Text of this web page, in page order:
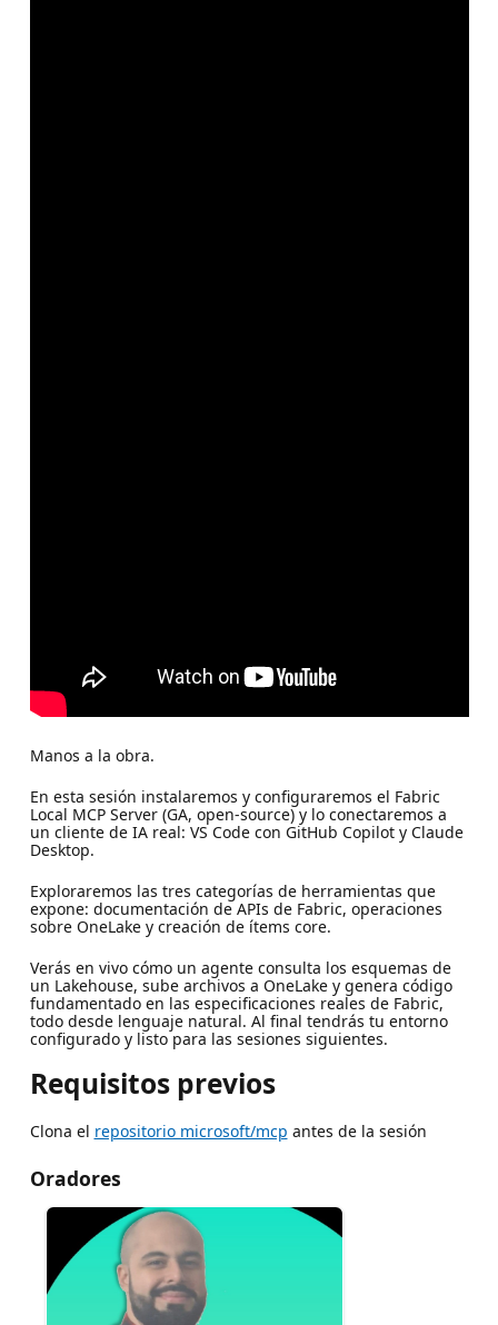
Manos a la obra.
En esta sesión instalaremos y configuraremos el Fabric
Local MCP Server (GA, open-source) y lo conectaremos a
un cliente de IA real: VS Code con GitHub Copilot y Claude
Desktop.
Exploraremos las tres categorías de herramientas que
expone: documentación de APIs de Fabric, operaciones
sobre OneLake y creación de ítems core.
Verás en vivo cómo un agente consulta los esquemas de
un Lakehouse, sube archivos a OneLake y genera código
fundamentado en las especificaciones reales de Fabric,
todo desde lenguaje natural. Al final tendrás tu entorno
configurado y listo para las sesiones siguientes.
Requisitos previos
Clona el repositorio microsoft/mcp antes de la sesión
Oradores